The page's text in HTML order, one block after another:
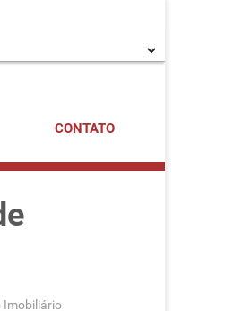
CONTATO
Imobiliário